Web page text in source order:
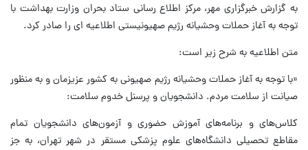
به گزارش خبرگزاری مهر، مرکز اطلاع رسانی ستاد بحران وزارت بهداشت با
توجه به آغاز حملات وحشیانه رژیم صهیونیستی اطلاعیه ای را صادر کرد.
متن اطلاعیه به شرح زیر است:
«با توجه به آغاز حملات وحشیانه رژیم صهیونی به کشور عزیزمان و به منظور
صیانت از سلامت مردم. دانشجویان و پرسنل خدوم سلامت:
کلاس‌های و برنامه‌های آموزش حضوری و آزمون‌های دانشجویان تمام
مقاطع تحصیلی دانشگاه‌های علوم پزشکی مستقر در شهر تهران، به جز